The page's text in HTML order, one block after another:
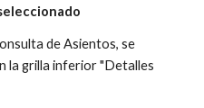
de Asientos, se
la grilla inferior "Detalles